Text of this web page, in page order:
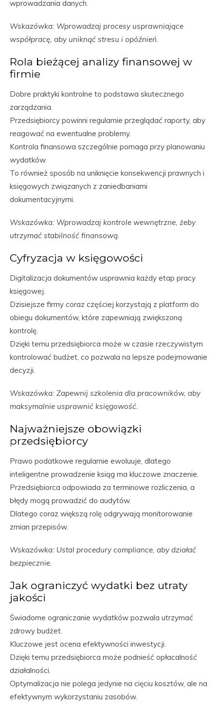
wprowadzania danych.
Wskazówka: Wprowadzaj procesy usprawniające
współpracę, aby uniknąć stresu i opóźnień.
Rola bieżącej analizy finansowej w
firmie
Dobre praktyki kontrolne to podstawa skutecznego
zarządzania.
Przedsiębiorcy powinni regularnie przeglądać raporty, aby
reagować na ewentualne problemy.
Kontrola finansowa szczególnie pomaga przy planowaniu
wydatków.
To również sposób na uniknięcie konsekwencji prawnych i
księgowych związanych z zaniedbaniami
dokumentacyjnymi.
Wskazówka: Wprowadzaj kontrole wewnętrzne, żeby
utrzymać stabilność finansową.
Cyfryzacja w księgowości
Digitalizacja dokumentów usprawnia każdy etap pracy
księgowej.
Dzisiejsze firmy coraz częściej korzystają z platform do
obiegu dokumentów, które zapewniają zwiększoną
kontrolę.
Dzięki temu przedsiębiorca może w czasie rzeczywistym
kontrolować budżet, co pozwala na lepsze podejmowanie
decyzji.
Wskazówka: Zapewnij szkolenia dla pracowników, aby
maksymalnie usprawnić księgowość.
Najważniejsze obowiązki
przedsiębiorcy
Prawo podatkowe regularnie ewoluuje, dlatego
inteligentne prowadzenie ksiąg ma kluczowe znaczenie.
Przedsiębiorca odpowiada za terminowe rozliczenia, a
błędy mogą prowadzić do audytów.
Dlatego coraz większą rolę odgrywają monitorowanie
zmian przepisów.
Wskazówka: Ustal procedury compliance, aby działać
bezpiecznie.
Jak ograniczyć wydatki bez utraty
jakości
Świadome ograniczanie wydatków pozwala utrzymać
zdrowy budżet.
Kluczowe jest ocena efektywności inwestycji.
Dzięki temu przedsiębiorca może podnieść opłacalność
działalności.
Optymalizacja nie polega jedynie na cięciu kosztów, ale na
efektywnym wykorzystaniu zasobów.